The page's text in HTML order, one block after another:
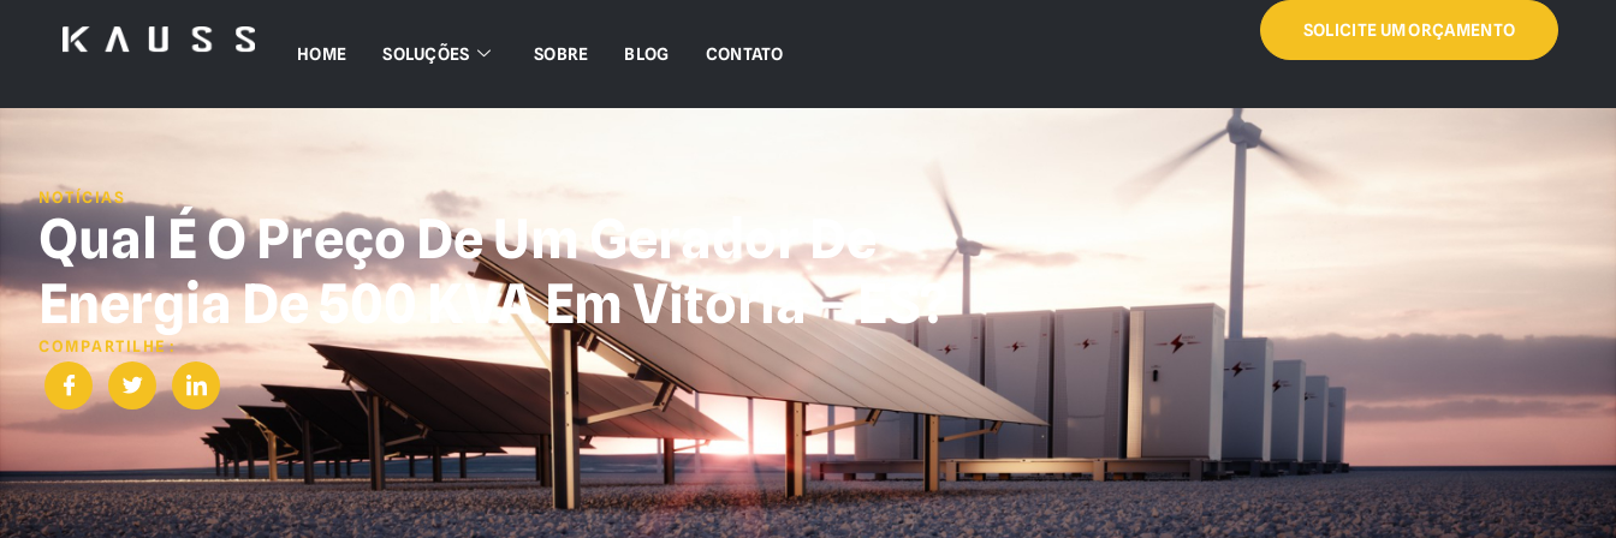
HOME SOLUÇÕES SOBRE BLOG CONTATO
SOLICITE UM ORÇAMENTO
NOTÍCIAS
Qual É O Preço De Um Gerador De
Energia De 500 KVA Em Vitória – ES?
COMPARTILHE :